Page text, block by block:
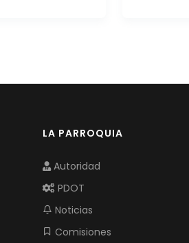
LA PARROQUIA
Autoridad
PDOT
Noticias
Comisiones